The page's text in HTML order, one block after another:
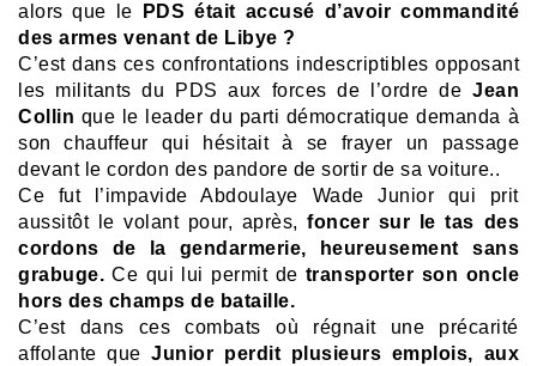
alors que le
PDS était accusé d’avoir commandité
des armes venant de Libye ?
C’est dans ces confrontations indescriptibles opposant
les militants du PDS aux forces de l’ordre de Jean
Collin que le leader du parti démocratique demanda à
son chauffeur qui hésitait à se frayer un passage
devant le cordon des pandore de sortir de sa voiture..
Ce fut l’impavide Abdoulaye Wade Junior qui prit
aussitôt le volant pour, après,foncer sur le tas des
cordons de la gendarmerie, heureusement sans
grabuge.Ce qui lui permit de transporter son oncle
hors des champs de bataille.
C’est dans ces combats où régnait une précarité
affolante queJunior perdit plusieurs emplois, aux